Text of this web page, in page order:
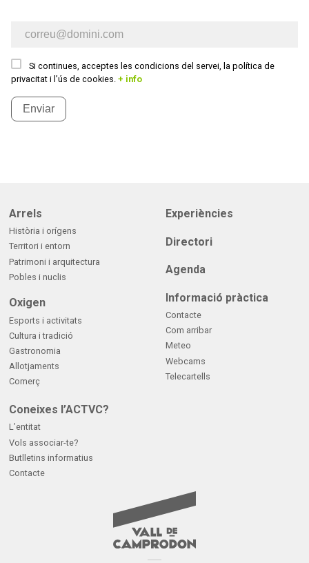
E-mail newsletter
Si continues, acceptes les condicions del servei, la política de
privacitat i l’ús de cookies. + info
Enviar
Arrels
Història i orígens
Territori i entorn
Patrimoni i arquitectura
Pobles i nuclis
Oxigen
Esports i activitats
Cultura i tradició
Gastronomia
Allotjaments
Comerç
Experiències
Directori
Agenda
Informació pràctica
Contacte
Com arribar
Meteo
Webcams
Telecartells
Coneixes l’ACTVC?
L’entitat
Vols associar-te?
Butlletins informatius
Contacte